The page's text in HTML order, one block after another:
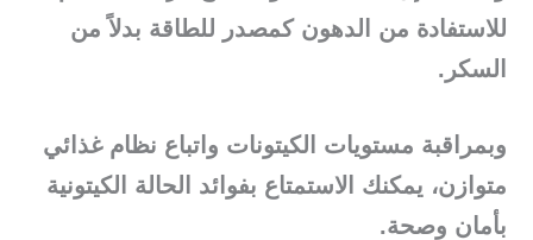
للاستفادة من الدهون كمصدر للطاقة بدلاً من
السكر.
وبمراقبة مستويات الكيتونات واتباع نظام غذائي
متوازن، يمكنك الاستمتاع بفوائد الحالة الكيتونية
بأمان وصحة.